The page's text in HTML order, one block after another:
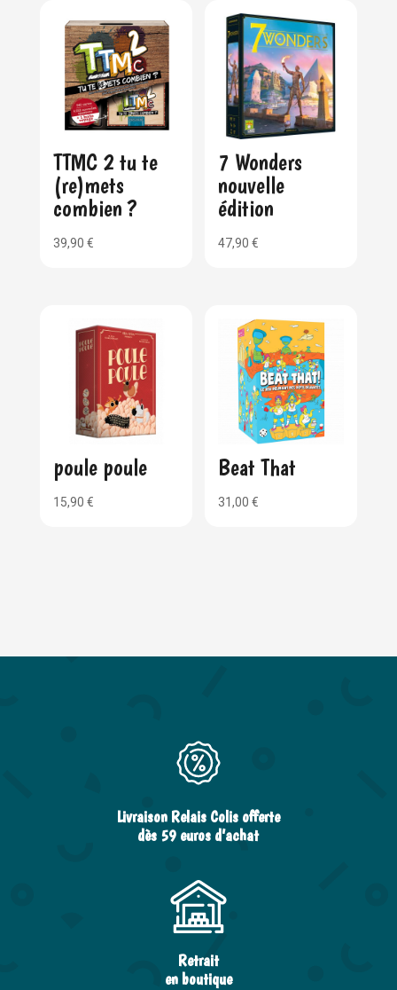
TTMC 2 tu te
(re)mets
combien ?
39,90 €
7 Wonders
nouvelle
édition
47,90€
poule poule
15,90 €
Beat That
31,00€
Livraison Relais Colis offerte
dès 59 euros d’achat
Retrait
en boutique